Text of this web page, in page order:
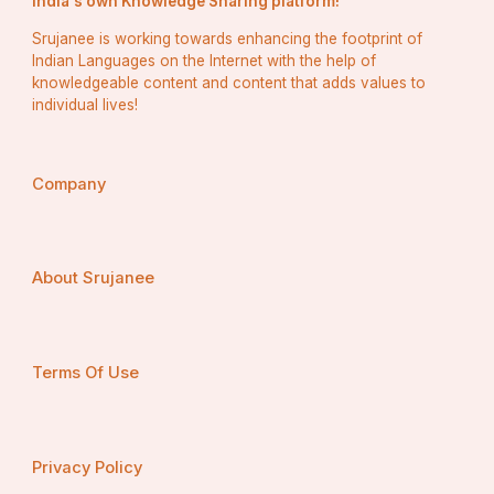
ଧାର୍ମିକ ପର୍ଯ୍ୟଟନ ସ୍ଥଳୀର ଗନ୍ତାଘର ହେଉଛି ଆମର ଜିଲ୍ଲା ଏଠାରେ
ପ୍ରତି ୫-୧୦ କିଲୋମିଟର ରେ ଗୋଟିଏ ମନ୍ଦିର ରହିଛି। କିଛି
ସୁପ୍ରସିଦ୍ଧ ଧାର୍ମିକ ସ୍ଥଳ ହେଉଛି।
ମଝିଘରିଆଣୀ ମନ୍ଦିର
Srujanee is working towards enhancing the footprint of
Indian Languages on the Internet with the help of
knowledgeable content and content that adds values to
individual lives!
Company
About Srujanee
Terms Of Use
Privacy Policy